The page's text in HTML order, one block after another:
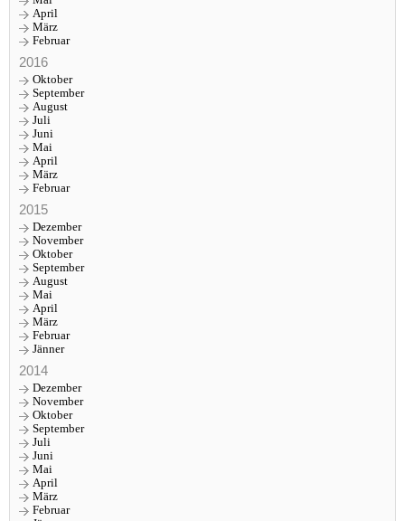
April
März
Februar
2016
Oktober
September
August
Juli
Juni
Mai
April
März
Februar
2015
Dezember
November
Oktober
September
August
Mai
April
März
Februar
Jänner
2014
Dezember
November
Oktober
September
Juli
Juni
Mai
April
März
Februar